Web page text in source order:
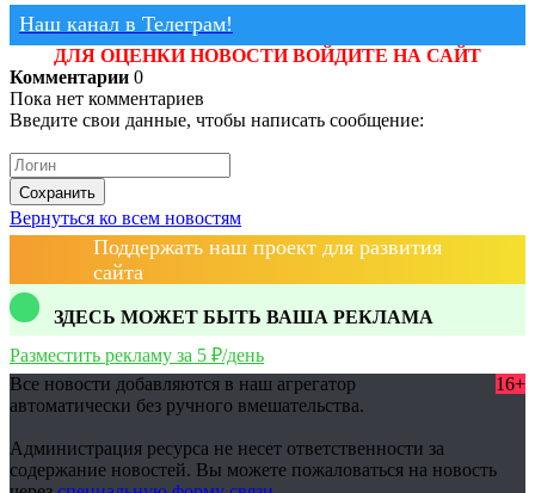
Наш канал в Телеграм!
ДЛЯ ОЦЕНКИ НОВОСТИ ВОЙДИТЕ НА САЙТ
Комментарии 0
Пока нет комментариев
Введите свои данные, чтобы написать сообщение:
Сохранить
Вернуться ко всем новостям
Поддержать наш проект для развития
сайта
ЗДЕСЬ МОЖЕТ БЫТЬ ВАША РЕКЛАМА
Разместить рекламу за 5 ₽/день
Все новости добавляются в наш агрегатор
автоматически без ручного вмешательства.
16+
Администрация ресурса не несет ответственности за
содержание новостей. Вы можете пожаловаться на новость